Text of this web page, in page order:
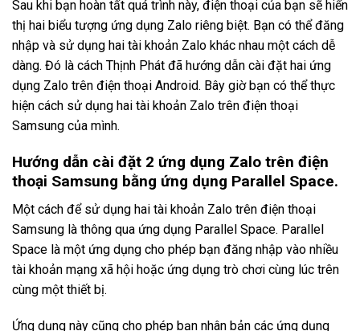
Sau khi bạn hoàn tất quá trình này, điện thoại của bạn sẽ hiển
thị hai biểu tượng ứng dụng Zalo riêng biệt. Bạn có thể đăng
nhập và sử dụng hai tài khoản Zalo khác nhau một cách dễ
dàng. Đó là cách Thịnh Phát đã hướng dẫn cài đặt hai ứng
dụng Zalo trên điện thoại Android. Bây giờ bạn có thể thực
hiện cách sử dụng hai tài khoản Zalo trên điện thoại
Samsung của mình.
Hướng dẫn cài đặt 2 ứng dụng Zalo trên điện
thoại Samsung bằng ứng dụng Parallel Space.
Một cách để sử dụng hai tài khoản Zalo trên điện thoại
Samsung là thông qua ứng dụng Parallel Space. Parallel
Space là một ứng dụng cho phép bạn đăng nhập vào nhiều
tài khoản mạng xã hội hoặc ứng dụng trò chơi cùng lúc trên
cùng một thiết bị.
Ứng dụng này cũng cho phép bạn nhân bản các ứng dụng